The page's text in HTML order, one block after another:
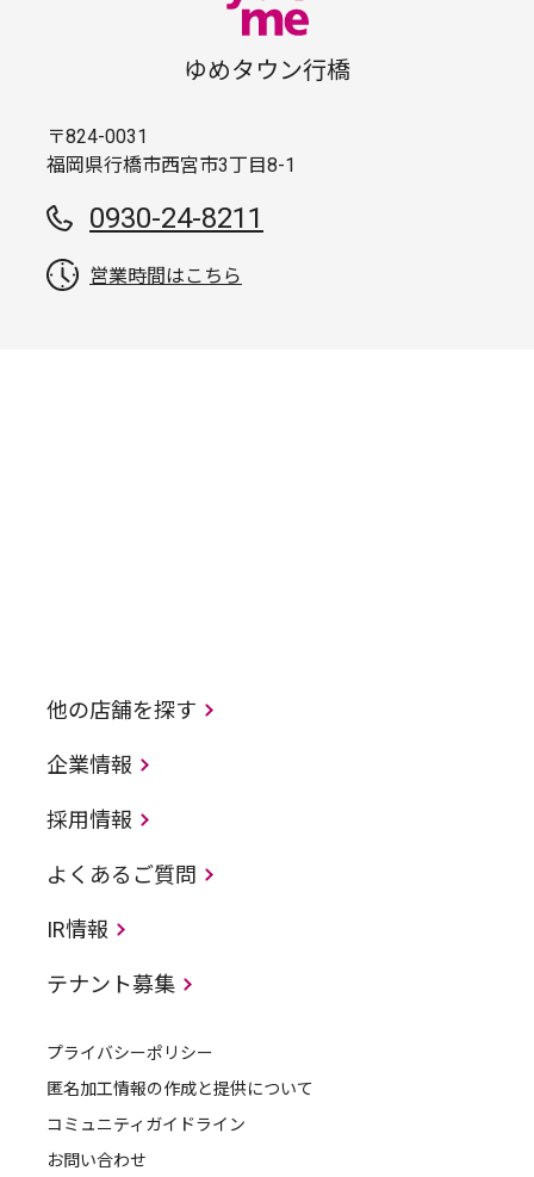
ゆめタウン行橋
〒824-0031
福岡県行橋市西宮市3丁目8-1
0930-24-8211
営業時間はこちら
他の店舗を探す
企業情報
採用情報
よくあるご質問
IR情報
テナント募集
プライバシーポリシー
匿名加工情報の作成と提供について
コミュニティガイドライン
お問い合わせ